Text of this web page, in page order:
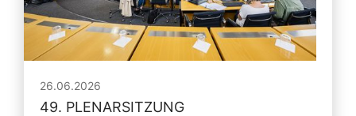
26.06.2026
49. PLENARSITZUNG